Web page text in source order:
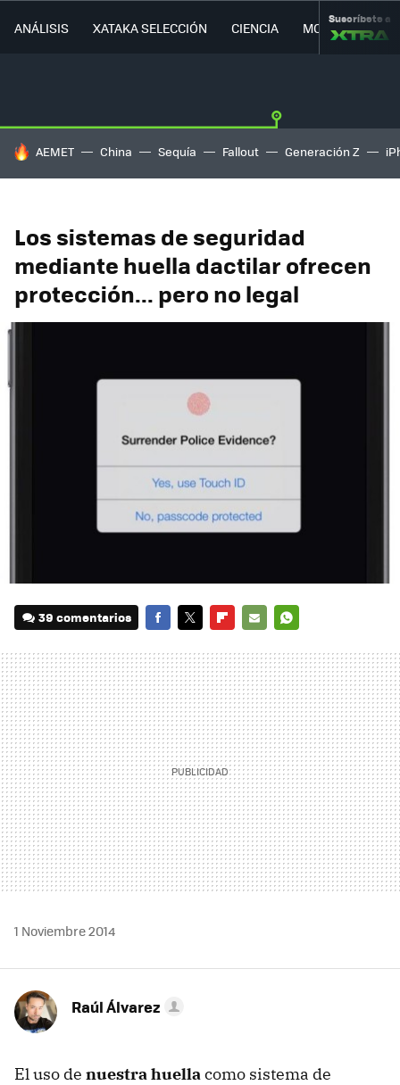
ANÁLISIS XATAKA SELECCIÓN CIENCIA MOVILIDAD
Suscríbete a
HOY SE HABLA DE
AEMET China Sequía Fallout Generación Z
Los sistemas de seguridad
mediante huella dactilar ofrecen
protección... pero no legal
39 comentarios
MAIL
1 Noviembre 2014
Raúl Álvarez
El uso de nuestra huellacomo sistema de